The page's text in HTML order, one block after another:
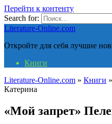
Перейти к контенту
Search for:
Literature-Online.com
Откройте для себя лучшие
Книги
Literature-Online.com » Книги »
Катерина
«Мой запрет»